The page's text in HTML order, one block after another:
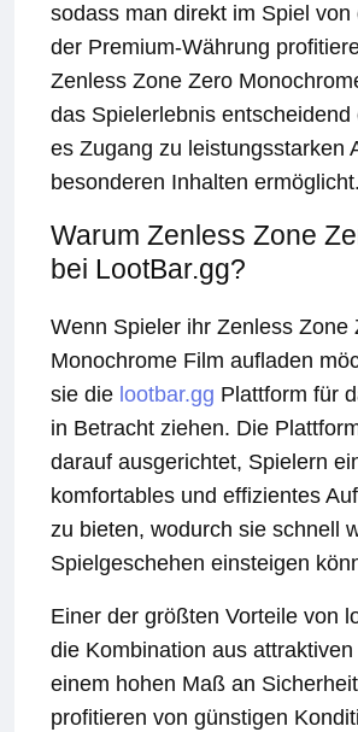
sodass man direkt im Spiel von
der Premium-Währung
Zenless Zone Zero
das Spielerlebnis entscheidend
es Zugang zu leistungsstarken
besonderen Inhalten ermöglicht.
Warum Zenless Zone
bei LootBar.gg?
Wenn Spieler ihr Zenless Zone
Monochrome Film aufladen
sie die lootbar.gg Plattform für
in Betracht ziehen. Die
darauf ausgerichtet, Spielern
komfortables und effizientes
zu bieten, wodurch sie schnell
Spielgeschehen einsteigen
Einer der größten Vorteile von
die Kombination aus
einem hohen Maß an
profitieren von günstigen